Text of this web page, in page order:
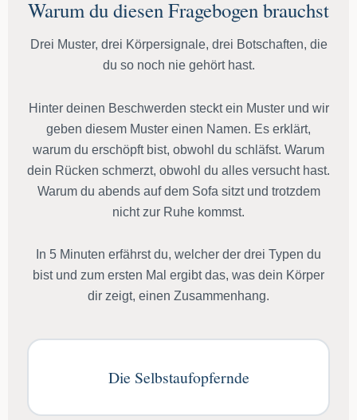
Warum du diesen Fragebogen brauchst
Drei Muster, drei Körpersignale, drei Botschaften, die
du so noch nie gehört hast.
Hinter deinen Beschwerden steckt ein Muster und wir
geben diesem Muster einen Namen. Es erklärt,
warum du erschöpft bist, obwohl du schläfst. Warum
dein Rücken schmerzt, obwohl du alles versucht hast.
Warum du abends auf dem Sofa sitzt und trotzdem
nicht zur Ruhe kommst.
In 5 Minuten erfährst du, welcher der drei Typen du
bist und zum ersten Mal ergibt das, was dein Körper
dir zeigt, einen Zusammenhang.
Die Selbstaufopfernde